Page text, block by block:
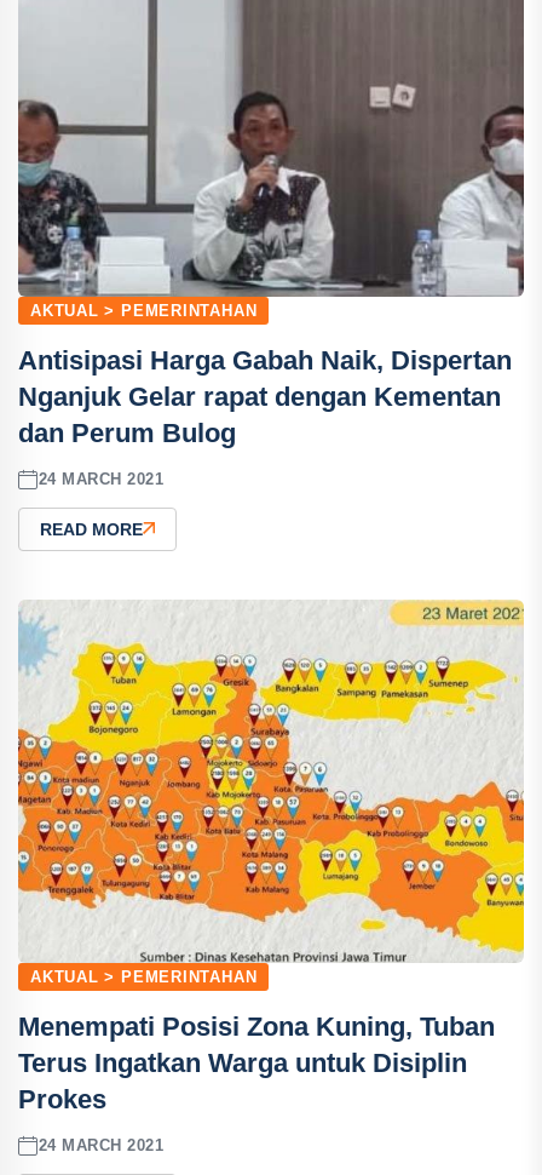
AKTUAL > PEMERINTAHAN
Antisipasi Harga Gabah Naik, Dispertan
Nganjuk Gelar rapat dengan Kementan
dan Perum Bulog
24 MARCH 2021
READ MORE
AKTUAL > PEMERINTAHAN
Menempati Posisi Zona Kuning, Tuban
Terus Ingatkan Warga untuk Disiplin
Prokes
24 MARCH 2021